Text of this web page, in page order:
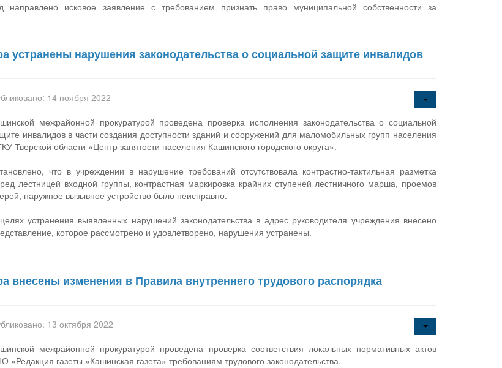
направлено исковое заявление с требованием признать право муниципальной собственности за
устранены нарушения законодательства о социальной защите инвалидов
14 ноября 2022
межрайонной прокуратурой проведена проверка исполнения законодательства о социальной
инвалидов в части создания доступности зданий и сооружений для маломобильных групп населения
Тверской области «Центр занятости населения Кашинского городского округа».
что в учреждении в нарушение требований отсутствовала контрастно-тактильная разметка
лестницей входной группы, контрастная маркировка крайних ступеней лестничного марша, проемов
наружное вызывное устройство было неисправно.
устранения выявленных нарушений законодательства в адрес руководителя учреждения внесено
которое рассмотрено и удовлетворено, нарушения устранены.
внесены изменения в Правила внутреннего трудового распорядка
13 октября 2022
межрайонной прокуратурой проведена проверка соответствия локальных нормативных актов
«Редакция газеты «Кашинская газета» требованиям трудового законодательства.